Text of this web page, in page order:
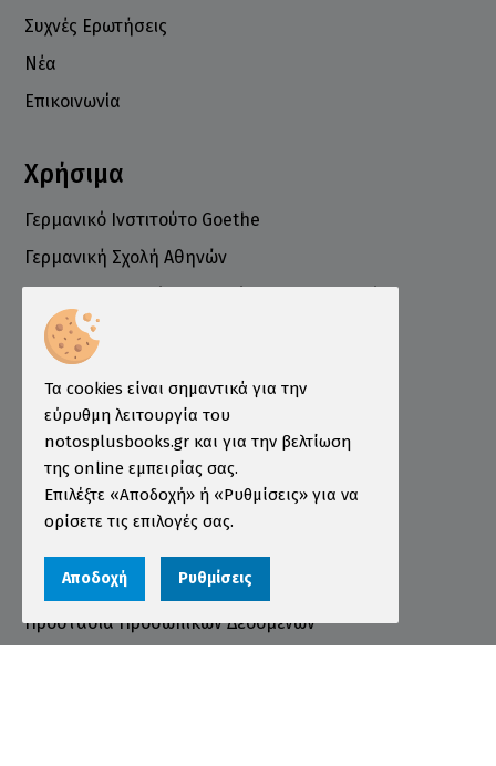
Συχνές Ερωτήσεις
Νέα
Επικοινωνία
Χρήσιμα
Γερμανικό Ινστιτούτο Goethe
Γερμανική Σχολή Αθηνών
Επιμελητήριο
Ινστιτούτο ÖSD Ελλάδας
Πληροφορίες
Τρόποι Παραγγελίας
Τρόποι Πληρωμής
Τρόποι Αποστολής
Όροι χρήσης
Προστασία Προσωπικών Δεδομένων
Τα cookies είναι σημαντικά για την
εύρυθμη λειτουργία του
notosplusbooks.gr και για την βελτίωση
της online εμπειρίας σας.
Επιλέξτε «Αποδοχή» ή «Ρυθμίσεις» για να
ορίσετε τις επιλογές σας.
Αποδοχή Ρυθμίσεις